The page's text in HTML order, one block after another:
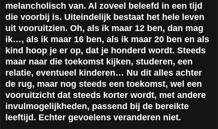
melancholisch van. Al zoveel beleefd in een tijd
die voorbij is. Uiteindelijk bestaat het hele leven
uit vooruitzien. Oh, als ik maar 12 ben, dan mag
ik…, als ik maar 16 ben, als ik maar 20 ben en als
kind hoop je er op, dat je honderd wordt. Steeds
maar naar die toekomst kijken, studeren, een
relatie, eventueel kinderen… Nu dit alles achter
de rug, maar nog steeds een toekomst, wel een
vooruitzicht dat steeds korter wordt, met andere
invulmogelijkheden, passend bij de bereikte
leeftijd. Echter gevoelens veranderen niet.